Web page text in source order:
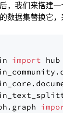
，我们来搭建
数据集替换它，
import